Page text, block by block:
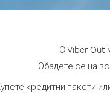
С Viber Out
Обадете се на
кредитни пакети